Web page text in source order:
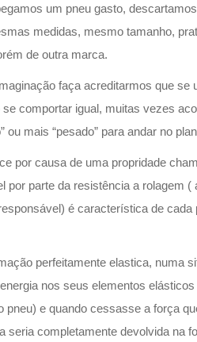
um pneu gasto,
medidas, mesmo tamanho,
de outra marca.
faça acreditarmos que
comportar igual, muitas vezes
ou mais “pesado” para andar no
por causa de uma propridade
por parte da resistência a rolagem (
é característica de cada
perfeitamente elastica, numa
nos seus elementos
pneu) e quando cessasse a força
seria completamente devolvida na